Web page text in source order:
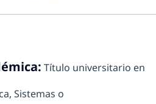
Título universitario en
Sistemas o